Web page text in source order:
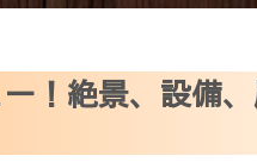
ー！絶景、設備